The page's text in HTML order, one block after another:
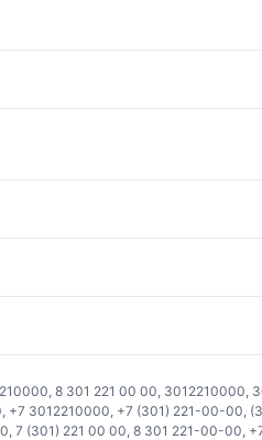
8 301 221 00 00 3012210000
+7 3012210000 +7 (301) 221-00-00
7 (301) 221 00 00 8 301 221-00-00